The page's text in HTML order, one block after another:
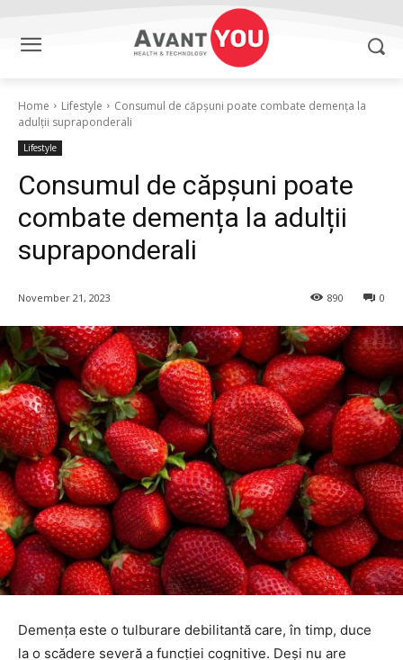
Home Lifestyle
Consumul de căpșuni poate combate demența la
adulții supraponderali
Lifestyle
Consumul de căpșuni poate
combate demența la adulții
supraponderali
November 21, 2023 0
890
Demența este o tulburare debilitantă care, în timp, duce
la o scădere severă a funcției cognitive. Deși nu are